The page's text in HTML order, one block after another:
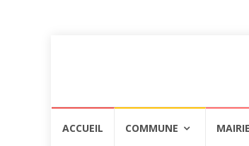
ACCUEIL COMMUNE MAIRIE